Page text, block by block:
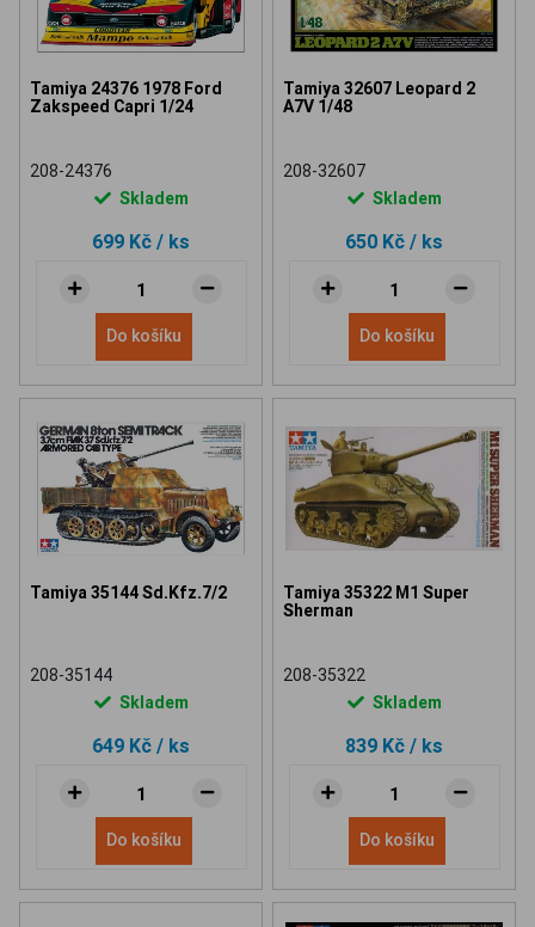
Tamiya 24376 1978 Ford
Zakspeed Capri 1/24
208-24376
Skladem
699 Kč / ks
Do košíku
Tamiya 32607 Leopard 2
A7V 1/48
208-32607
Skladem
650 Kč / ks
Do košíku
Tamiya 35144 Sd.Kfz.7/2
208-35144
Skladem
649 Kč / ks
Do košíku
Tamiya 35322 M1 Super
Sherman
208-35322
Skladem
839 Kč / ks
Do košíku